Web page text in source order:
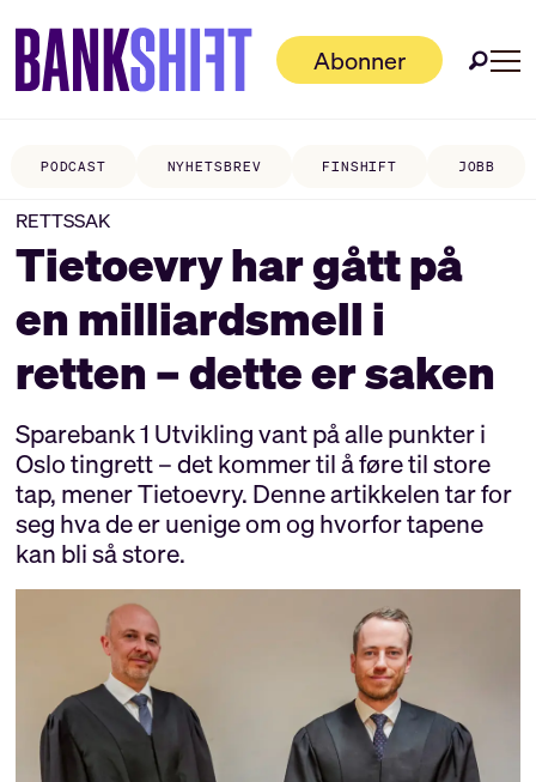
Abonner
PODCAST NYHETSBREV FINSHIFT JOBB
RETTSSAK
Tietoevry har gått på
en milliard­smell i
retten – dette er saken
Sparebank 1 Utvikling vant på alle punkter i
Oslo tingrett – det kommer til å føre til store
tap, mener Tietoevry. Denne artikkelen tar for
seg hva de er uenige om og hvorfor tapene
kan bli så store.